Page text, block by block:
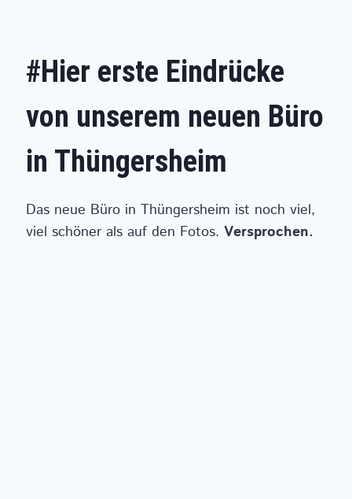
#Hier erste Eindrücke
von unserem neuen Büro
in Thüngersheim
Das neue Büro in Thüngersheim ist noch viel,
viel schöner als auf den Fotos. Versprochen.